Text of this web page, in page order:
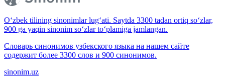
O‘zbek tilining sinonimlar lug‘ati. Saytda 3300 tadan ortiq so‘zlar,
900 ga yaqin sinonim so‘zlar to‘plamiga jamlangan.
Словарь синонимов узбекского языка на нашем сайте
содержит более 3300 слов и 900 синонимов.
sinonim.uz